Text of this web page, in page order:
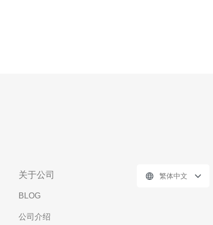
关于公司
BLOG
公司介绍
繁体中文